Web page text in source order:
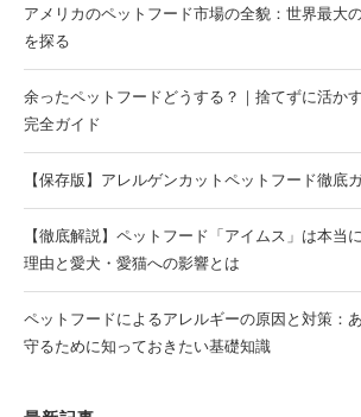
アメリカのペットフード市場の全貌：世界最大
を探る
余ったペットフードどうする？｜捨てずに活か
完全ガイド
【保存版】アレルゲンカットペットフード徹底
【徹底解説】ペットフード「アイムス」は本当
理由と愛犬・愛猫への影響とは
ペットフードによるアレルギーの原因と対策：
守るために知っておきたい基礎知識